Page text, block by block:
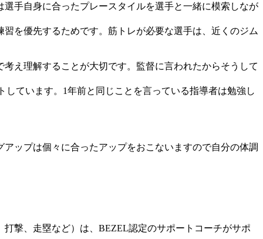
手自身に合ったプレースタイルを選手と一緒に模索しなが
を優先するためです。筋トレが必要な選手は、近くのジム
え理解することが大切です。監督に言われたからそうして
ています。1年前と同じことを言っている指導者は勉強し
ップは個々に合ったアップをおこないますので自分の体調
撃、走塁など）は、BEZEL認定のサポートコーチがサポ